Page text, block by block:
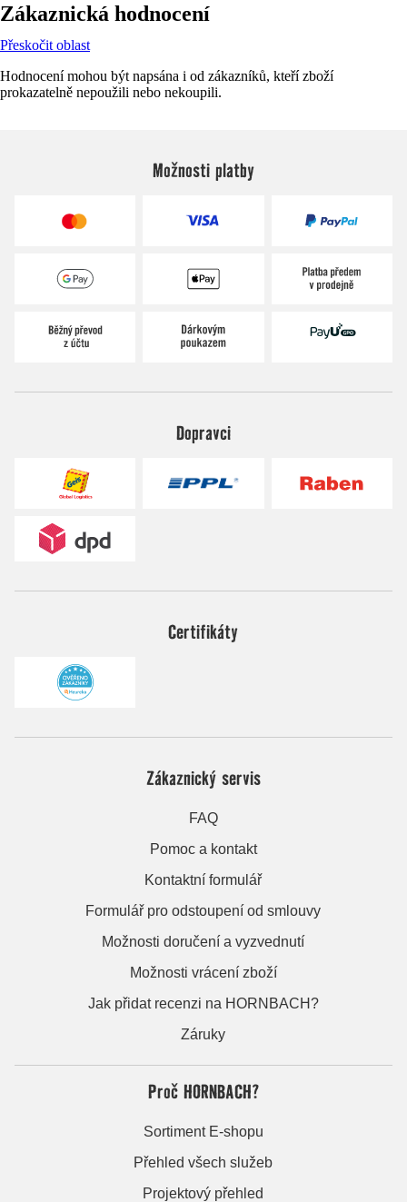
Zákaznická hodnocení
Přeskočit oblast
Hodnocení mohou být napsána i od zákazníků, kteří zboží
prokazatelně nepoužili nebo nekoupili.
Možnosti platby
Dopravci
Certifikáty
Zákaznický servis
FAQ
Pomoc a kontakt
Kontaktní formulář
Formulář pro odstoupení od smlouvy
Možnosti doručení a vyzvednutí
Možnosti vrácení zboží
Jak přidat recenzi na HORNBACH?
Záruky
Proč HORNBACH?
Sortiment E-shopu
Přehled všech služeb
Projektový přehled